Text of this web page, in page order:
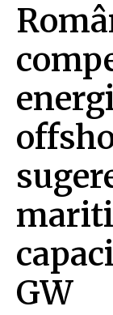
GW